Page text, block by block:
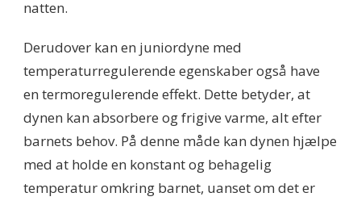
natten.
Derudover kan en juniordyne med
temperaturregulerende egenskaber også have
en termoregulerende effekt. Dette betyder, at
dynen kan absorbere og frigive varme, alt efter
barnets behov. På denne måde kan dynen hjælpe
med at holde en konstant og behagelig
temperatur omkring barnet, uanset om det er